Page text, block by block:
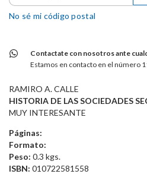
No sé mi código postal
Contactate con nosotros ante
Estamos en contacto en el número
RAMIRO A. CALLE
HISTORIA DE LAS SOCIEDADES
MUY INTERESANTE
Páginas:
Formato:
Peso: 0.3 kgs.
ISBN: 010722581558